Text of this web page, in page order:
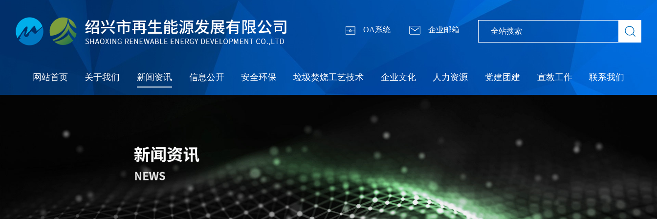
OA系统 企业邮箱
网站首页 关于我们 新闻资讯 信息公开 安全环保 垃圾焚烧工艺技术 企业文化 人力资源 党建团建 宣教工作 联系我们